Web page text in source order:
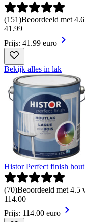
(151)Beoordeeld met
41.99
Prijs: 41.99 euro
Bekijk alles in lak
Histor Perfect finish
(70)Beoordeeld met 4.5
114.00
Prijs: 114.00 euro